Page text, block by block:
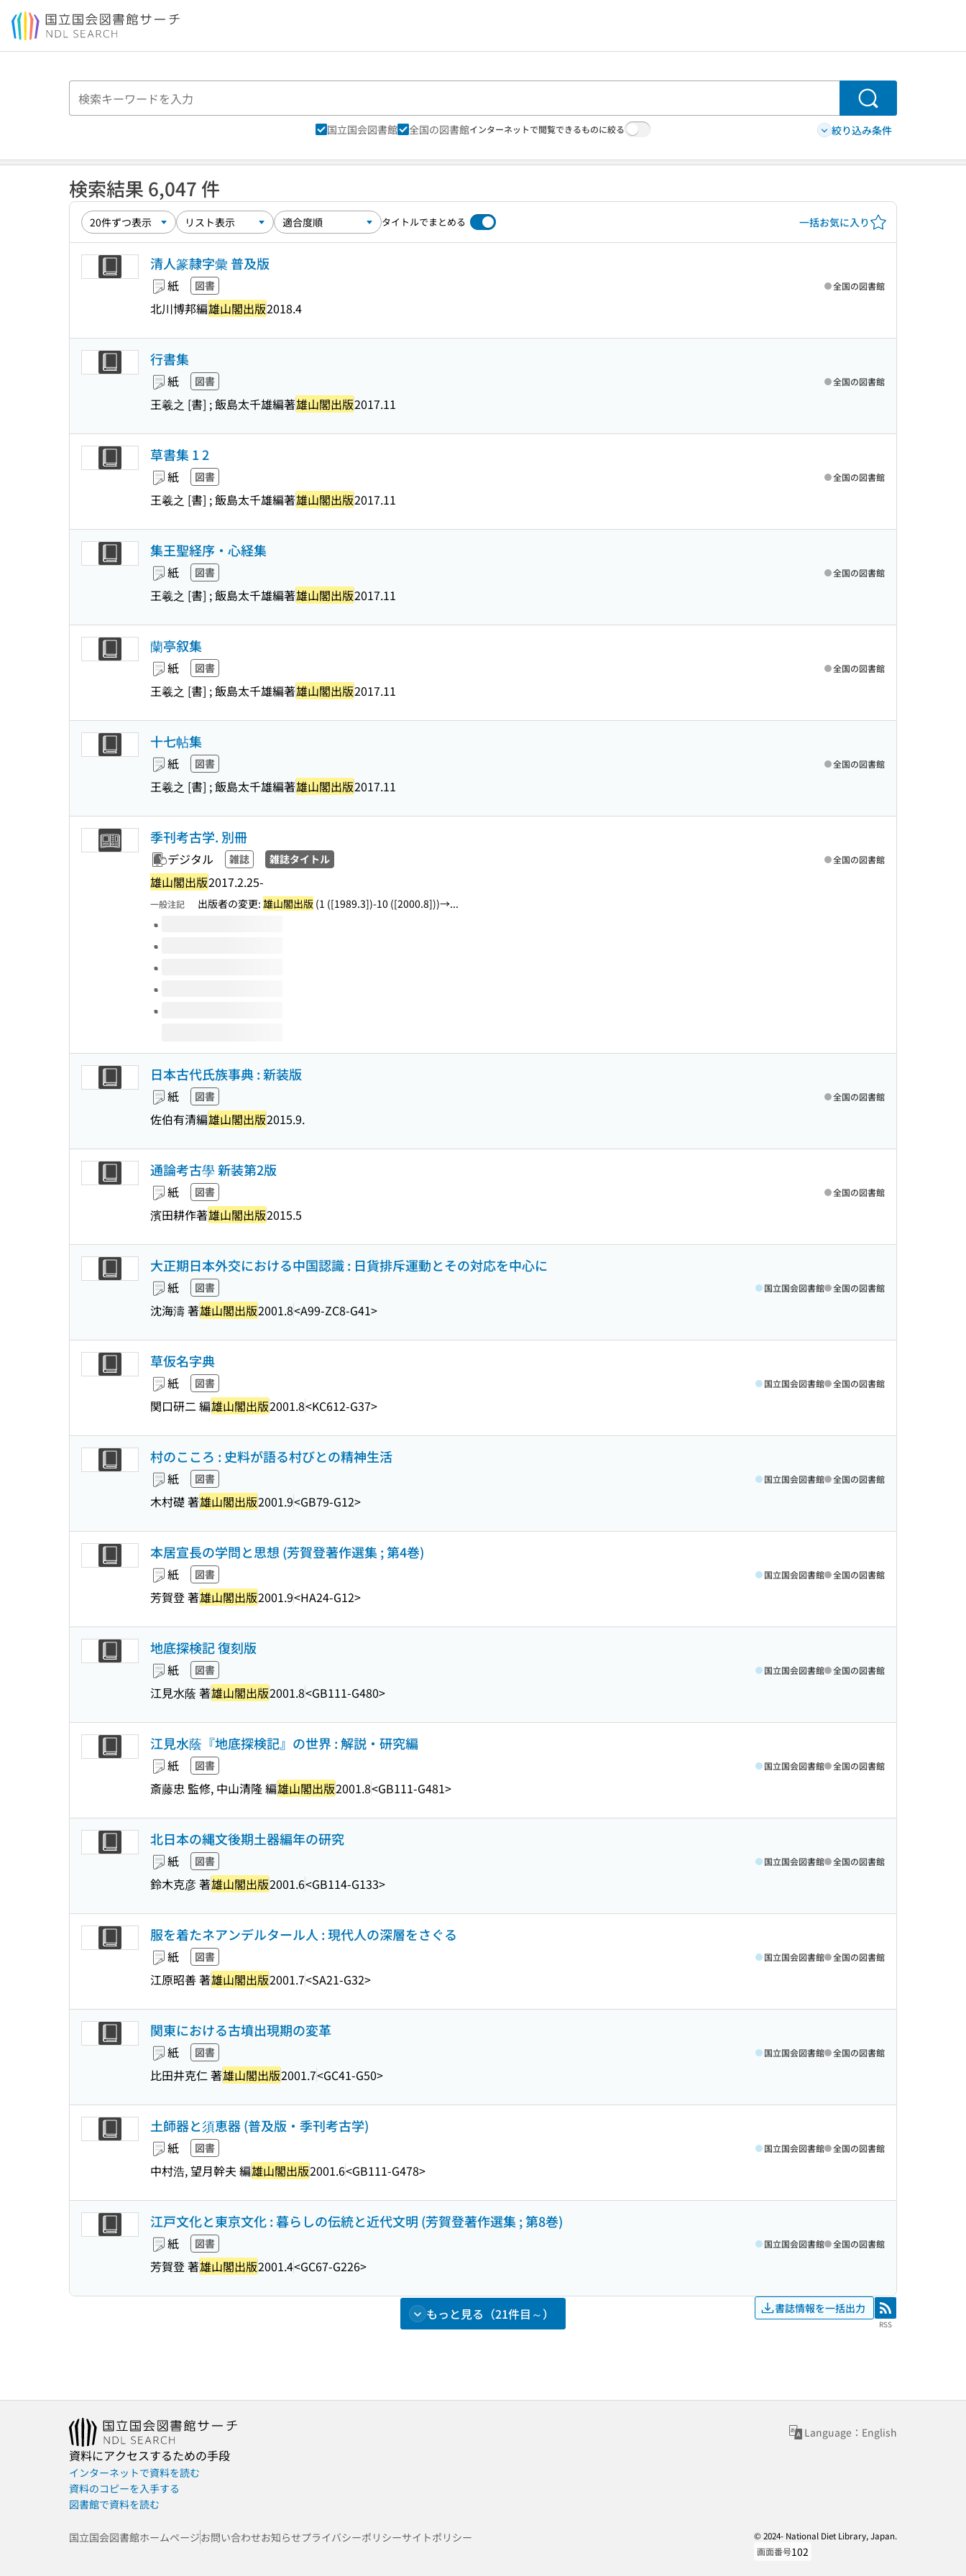
本文へ移動
検索
国立国会図書館 全国の図書館インターネットで閲覧できるものに絞る 絞り込み条件
検索結果 6,047 件
タイトルでまとめる 一括お気に入り
清人篆隷字彙 普及版
紙 図書
北川博邦編雄山閣出版2018.4
全国の図書館
行書集
紙 図書
王羲之 [書] ; 飯島太千雄編著雄山閣出版2017.11
全国の図書館
草書集 1 2
紙 図書
王羲之 [書] ; 飯島太千雄編著雄山閣出版2017.11
全国の図書館
集王聖経序・心経集
紙 図書
王羲之 [書] ; 飯島太千雄編著雄山閣出版2017.11
全国の図書館
蘭亭叙集
紙 図書
王羲之 [書] ; 飯島太千雄編著雄山閣出版2017.11
全国の図書館
十七帖集
紙 図書
王羲之 [書] ; 飯島太千雄編著雄山閣出版2017.11
全国の図書館
季刊考古学. 別冊
デジタル 雑誌 雑誌タイトル
雄山閣出版2017.2.25-
全国の図書館
一般注記 出版者の変更: 雄山閣出版 (1 ([1989.3])-10 ([2000.8]))→...
このタイトルの巻号
日本古代氏族事典 : 新装版
紙 図書
佐伯有清編雄山閣出版2015.9.
全国の図書館
通論考古學 新装第2版
紙 図書
濱田耕作著雄山閣出版2015.5
全国の図書館
大正期日本外交における中国認識 : 日貨排斥運動とその対応を中心に
紙 図書
沈海濤 著雄山閣出版2001.8<A99-ZC8-G41>
国立国会図書館 全国の図書館
草仮名字典
紙 図書
関口研二 編雄山閣出版2001.8<KC612-G37>
国立国会図書館 全国の図書館
村のこころ : 史料が語る村びとの精神生活
紙 図書
木村礎 著雄山閣出版2001.9<GB79-G12>
国立国会図書館 全国の図書館
本居宣長の学問と思想 (芳賀登著作選集 ; 第4巻)
紙 図書
芳賀登 著雄山閣出版2001.9<HA24-G12>
国立国会図書館 全国の図書館
地底探検記 復刻版
紙 図書
江見水蔭 著雄山閣出版2001.8<GB111-G480>
国立国会図書館 全国の図書館
江見水蔭『地底探検記』の世界 : 解説・研究編
紙 図書
斎藤忠 監修, 中山清隆 編雄山閣出版2001.8<GB111-G481>
国立国会図書館 全国の図書館
北日本の縄文後期土器編年の研究
紙 図書
鈴木克彦 著雄山閣出版2001.6<GB114-G133>
国立国会図書館 全国の図書館
服を着たネアンデルタール人 : 現代人の深層をさぐる
紙 図書
江原昭善 著雄山閣出版2001.7<SA21-G32>
国立国会図書館 全国の図書館
関東における古墳出現期の変革
紙 図書
比田井克仁 著雄山閣出版2001.7<GC41-G50>
国立国会図書館 全国の図書館
土師器と須恵器 (普及版・季刊考古学)
紙 図書
中村浩, 望月幹夫 編雄山閣出版2001.6<GB111-G478>
国立国会図書館 全国の図書館
江戸文化と東京文化 : 暮らしの伝統と近代文明 (芳賀登著作選集 ; 第8巻)
紙 図書
芳賀登 著雄山閣出版2001.4<GC67-G226>
国立国会図書館 全国の図書館
もっと見る（21件目～） 書誌情報を一括出力 RSS
RSS
Language：English
資料にアクセスするための手段
インターネットで資料を読む
資料のコピーを入手する
図書館で資料を読む
国立国会図書館ホームページお問い合わせお知らせプライバシーポリシーサイトポリシー
© 2024- National Diet Library, Japan.
画面番号102